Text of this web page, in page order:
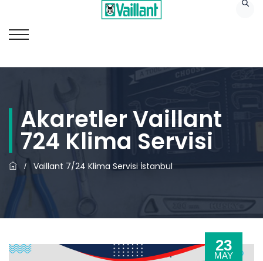
Akaretler Vaillant
724 Klima Servisi
/ Vaillant 7/24 Klima Servisi İstanbul
23
MAY